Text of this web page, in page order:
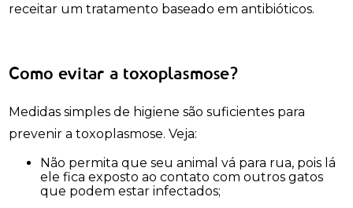
receitar um tratamento baseado em antibióticos.
Como evitar a toxoplasmose?
Medidas simples de higiene são suficientes para
prevenir a toxoplasmose. Veja:
Não permita que seu animal vá para rua, pois lá
ele fica exposto ao contato com outros gatos
que podem estar infectados;